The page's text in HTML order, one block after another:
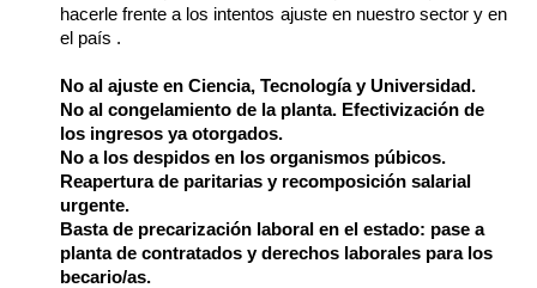
hacerle frente a los intentos ajuste en nuestro sector y en
el país .
No al ajuste en Ciencia, Tecnología y Universidad.
No al congelamiento de la planta. Efectivización de
los ingresos ya otorgados.
No a los despidos en los organismos púbicos.
Reapertura de paritarias y recomposición salarial
urgente.
Basta de precarización laboral en el estado: pase a
planta de contratados y derechos laborales para los
becario/as.